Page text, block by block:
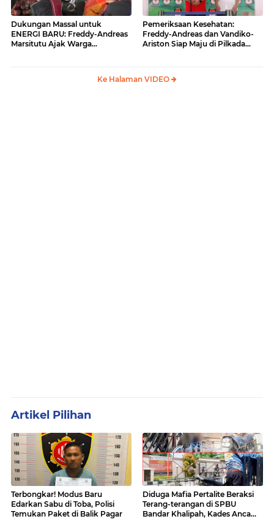
Dukungan Massal untuk
ENERGI BARU: Freddy-Andreas
Marsitutu Ajak Warga
Pemeriksaan Kesehatan:
Freddy-Andreas dan Vandiko-
Ariston Siap Maju di Pilkada
Ke Halaman VIDEO
Artikel Pilihan
Terbongkar! Modus Baru
Edarkan Sabu di Toba, Polisi
Temukan Paket di Balik Pagar
Diduga Mafia Pertalite Beraksi
Terang-terangan di SPBU
Bandar Khalipah, Kades Ancam